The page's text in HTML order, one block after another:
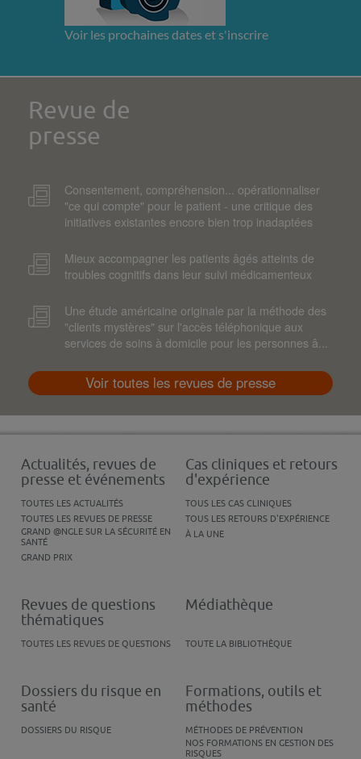
Voir les prochaines dates et s'inscrire
Revue de
presse
Consentement, compréhension... opérationnaliser
"ce qui compte" pour le patient - une critique des
initiatives existantes encore bien trop inadaptées
Mieux accompagner les patients âgés atteints de
troubles cognitifs dans leur suivi médicamenteux
Une étude américaine originale par la méthode des
"clients mystères" sur l'accès téléphonique aux
services de soins à domicile pour les personnes â...
Voir toutes les revues de presse
Actualités, revues de
presse et événements
TOUTES LES ACTUALITÉS
TOUTES LES REVUES DE PRESSE
GRAND @NGLE SUR LA SÉCURITÉ EN
SANTÉ
GRAND PRIX
Cas cliniques et retours
d'expérience
TOUS LES CAS CLINIQUES
TOUS LES RETOURS D'EXPÉRIENCE
À LA UNE
Revues de questions
thématiques
TOUTES LES REVUES DE QUESTIONS
Médiathèque
TOUTE LA BIBLIOTHÈQUE
Dossiers du risque en
santé
DOSSIERS DU RISQUE
Formations, outils et
méthodes
MÉTHODES DE PRÉVENTION
NOS FORMATIONS EN GESTION DES
RISQUES